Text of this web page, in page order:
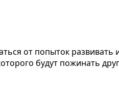
от попыток
будут пожинать